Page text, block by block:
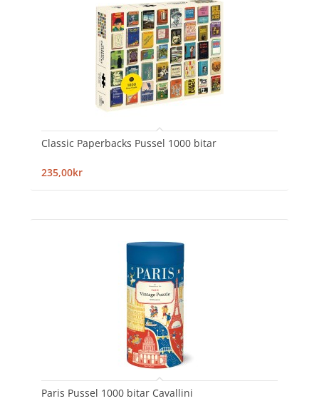
Classic Paperbacks Pussel 1000 bitar
235,00kr
Paris Pussel 1000 bitar Cavallini